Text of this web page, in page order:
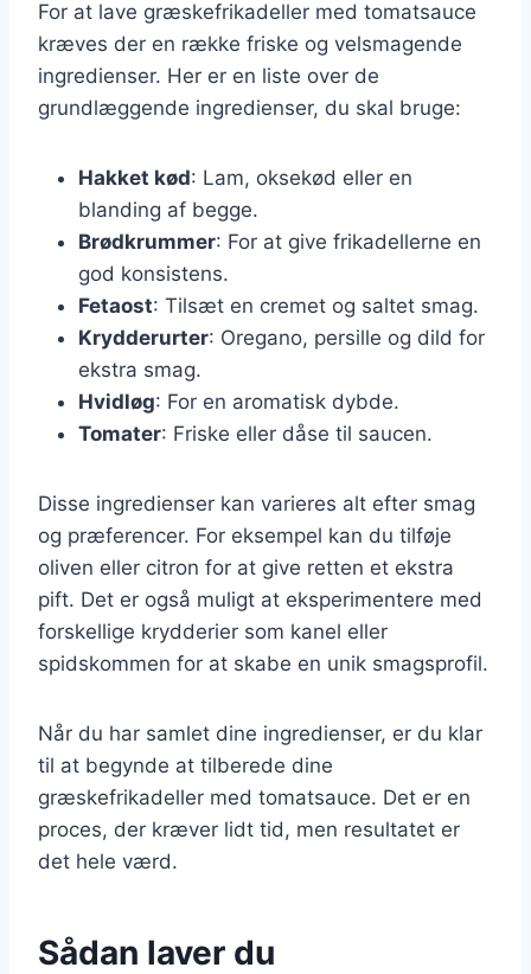
For at lave græskefrikadeller med tomatsauce
kræves der en række friske og velsmagende
ingredienser. Her er en liste over de
grundlæggende ingredienser, du skal bruge:
Hakket kød: Lam, oksekød eller en
blanding af begge.
Brødkrummer: For at give frikadellerne en
god konsistens.
Fetaost: Tilsæt en cremet og saltet smag.
Krydderurter: Oregano, persille og dild for
ekstra smag.
Hvidløg: For en aromatisk dybde.
Tomater: Friske eller dåse til saucen.
Disse ingredienser kan varieres alt efter smag
og præferencer. For eksempel kan du tilføje
oliven eller citron for at give retten et ekstra
pift. Det er også muligt at eksperimentere med
forskellige krydderier som kanel eller
spidskommen for at skabe en unik smagsprofil.
Når du har samlet dine ingredienser, er du klar
til at begynde at tilberede dine
græskefrikadeller med tomatsauce. Det er en
proces, der kræver lidt tid, men resultatet er
det hele værd.
Sådan laver du